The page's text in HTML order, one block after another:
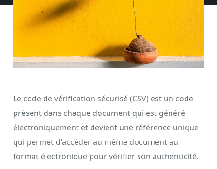
Le code de vérification sécurisé (CSV) est un code
présent dans chaque document qui est généré
électroniquement et devient une référence unique
qui permet d'accéder au même document au
format électronique pour vérifier son authenticité.